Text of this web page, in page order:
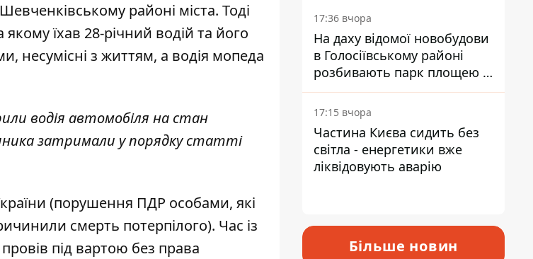
районі міста. Тоді
їхав 28-річний водій та його
несумісні з життям, а водія мопеда
водія автомобіля на стан
затримали у порядку статті
(порушення ПДР особами, які
смерть потерпілого). Час із
під вартою без права
17:36 вчора
На даху відомої новобудови
в Голосіївському районі
розбивають парк площею в
гектар
17:15 вчора
Частина Києва сидить без
світла - енергетики вже
ліквідовують аварію
Більше новин